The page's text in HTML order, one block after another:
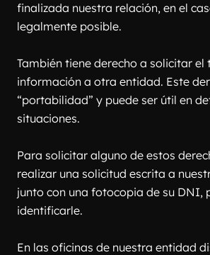
finalizada nuestra relación, en el
legalmente posible.
También tiene derecho a solicitar el
información a otra entidad. Este
“portabilidad” y puede ser útil en
situaciones.
Para solicitar alguno de estos
realizar una solicitud escrita a
junto con una fotocopia de su DNI,
identificarle.
En las oficinas de nuestra entidad